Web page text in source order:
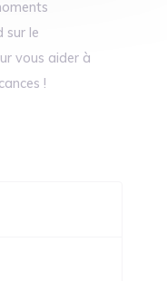
sur le
vous aider à
!